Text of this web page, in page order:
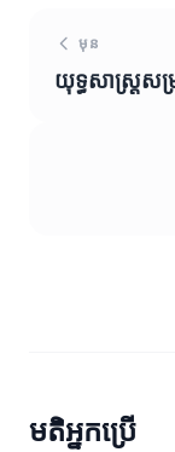
មុន
យុទ្ធសាស្ត្រស
មតិអ្នកប្រើ